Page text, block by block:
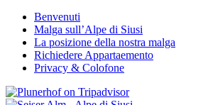
Benvenuti
Malga sull’Alpe di Siusi
La posizione della nostra malga
Richiedere Appartaemento
Privacy & Colofone